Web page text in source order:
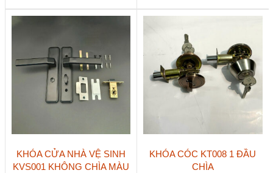
KHÓA CỬA NHÀ VỆ SINH
KVS001 KHÔNG CHÌA MÀU
phẩm
KHÓA CÓC KT008 1 ĐẦU
CHÌA